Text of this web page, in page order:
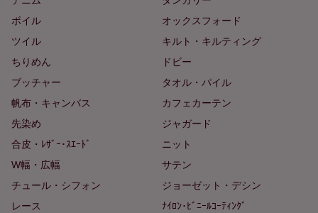
ボイル
オックスフォード
ツイル
キルト・キルティング
ちりめん
ドビー
ブッチャー
タオル・パイル
帆布・キャンバス
カフェカーテン
先染め
ジャガード
合皮・ﾚｻﾞｰ･ｽｴｰﾄﾞ
ニット
W幅・広幅
サテン
チュール・シフォン
ジョーゼット・デシン
レース
ﾅｲﾛﾝ･ﾋﾞﾆｰﾙｺｰﾃｨﾝｸﾞ